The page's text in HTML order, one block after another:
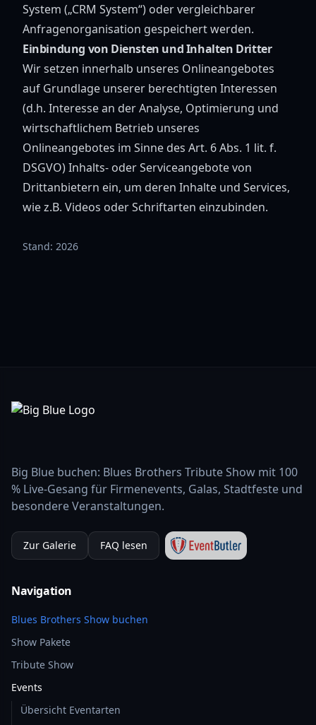
System („CRM System“) oder vergleichbarer
Anfragenorganisation gespeichert werden.
Einbindung von Diensten und Inhalten Dritter
Wir setzen innerhalb unseres Onlineangebotes
auf Grundlage unserer berechtigten Interessen
(d.h. Interesse an der Analyse, Optimierung und
wirtschaftlichem Betrieb unseres
Onlineangebotes im Sinne des Art. 6 Abs. 1 lit. f.
DSGVO) Inhalts- oder Serviceangebote von
Drittanbietern ein, um deren Inhalte und Services,
wie z.B. Videos oder Schriftarten einzubinden.
Stand: 2026
Big Blue buchen: Blues Brothers Tribute Show mit 100
% Live-Gesang für Firmenevents, Galas, Stadtfeste und
besondere Veranstaltungen.
Zur Galerie FAQ lesen
Navigation
Blues Brothers Show buchen
Show Pakete
Tribute Show
Events
Übersicht Eventarten